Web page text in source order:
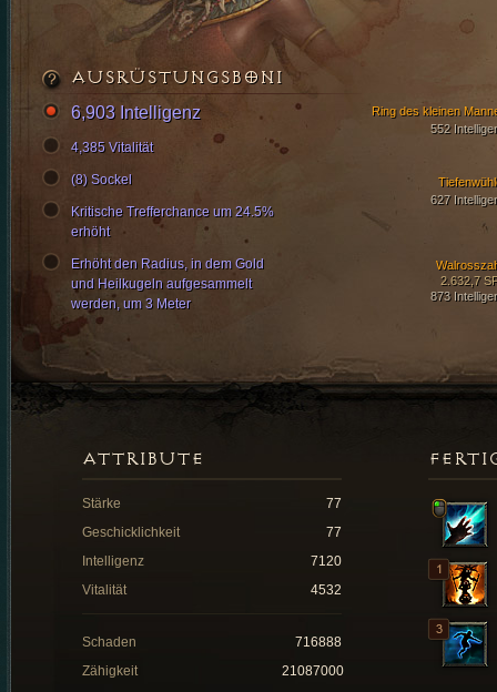
627
2.632,7
873
Ring des kleinen
552
AUSRÜSTUNGSBONI
6,903 Intelligenz
4,385 Vitalität
(8) Sockel
Kritische Trefferchance um 24.5%
erhöht
Erhöht den Radius, in dem Gold
und Heilkugeln aufgesammelt
werden, um 3 Meter
ATTRIBUTE
Stärke
77
Geschicklichkeit
77
Intelligenz
7120
Vitalität
4532
Schaden
716888
Zähigkeit
21087000